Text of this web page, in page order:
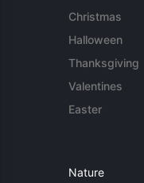
Christmas
Halloween
Thanksgiving
Valentines
Easter
Nature